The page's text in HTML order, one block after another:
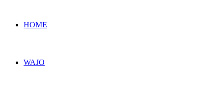
HOME
WAJO